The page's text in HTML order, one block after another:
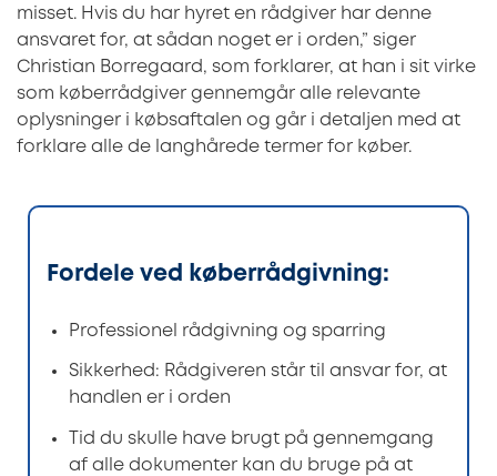
misset. Hvis du har hyret en rådgiver har denne
ansvaret for, at sådan noget er i orden,” siger
Christian Borregaard, som forklarer, at han i sit virke
som køberrådgiver gennemgår alle relevante
oplysninger i købsaftalen og går i detaljen med at
forklare alle de langhårede termer for køber.
Fordele ved køberrådgivning:
Professionel rådgivning og sparring
Sikkerhed: Rådgiveren står til ansvar for, at
handlen er i orden
Tid du skulle have brugt på gennemgang
af alle dokumenter kan du bruge på at